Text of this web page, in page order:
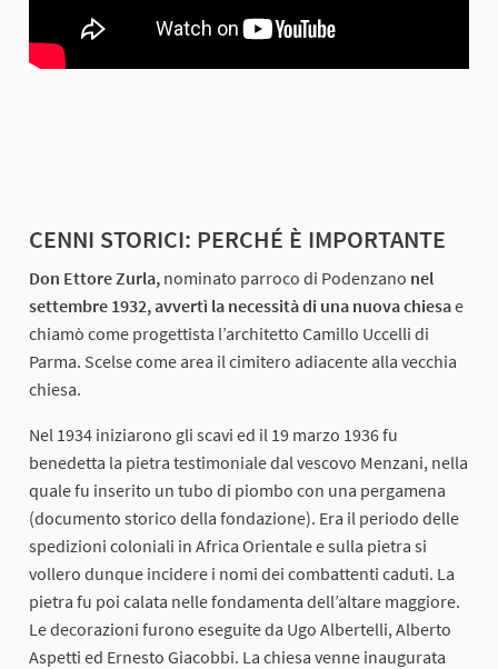
CENNI STORICI: PERCHÉ È IMPORTANTE
Don Ettore Zurla, nominato parroco di Podenzano nel
settembre 1932, avvertì la necessità di una nuova chiesae
chiamò come progettista l’architetto Camillo Uccelli di
Parma. Scelse come area il cimitero adiacente alla vecchia
chiesa.
Nel 1934 iniziarono gli scavi ed il 19 marzo 1936 fu
benedetta la pietra testimoniale dal vescovo Menzani, nella
quale fu inserito un tubo di piombo con una pergamena
(documento storico della fondazione). Era il periodo delle
spedizioni coloniali in Africa Orientale e sulla pietra si
vollero dunque incidere i nomi dei combattenti caduti. La
pietra fu poi calata nelle fondamenta dell’altare maggiore.
Le decorazioni furono eseguite da Ugo Albertelli, Alberto
Aspetti ed Ernesto Giacobbi. La chiesa venne inaugurata